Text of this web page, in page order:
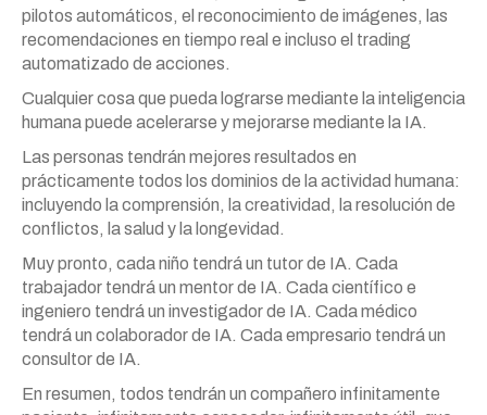
pilotos automáticos, el reconocimiento de imágenes, las
recomendaciones en tiempo real e incluso el trading
automatizado de acciones.
Cualquier cosa que pueda lograrse mediante la inteligencia
humana puede acelerarse y mejorarse mediante la IA.
Las personas tendrán mejores resultados en
prácticamente todos los dominios de la actividad humana:
incluyendo la comprensión, la creatividad, la resolución de
conflictos, la salud y la longevidad.
Muy pronto, cada niño tendrá un tutor de IA. Cada
trabajador tendrá un mentor de IA. Cada científico e
ingeniero tendrá un investigador de IA. Cada médico
tendrá un colaborador de IA. Cada empresario tendrá un
consultor de IA.
En resumen, todos tendrán un compañero infinitamente